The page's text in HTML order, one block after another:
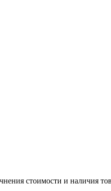
стоимости и наличия